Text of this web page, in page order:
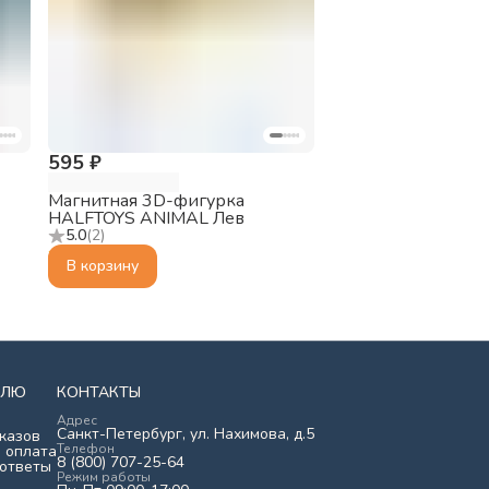
5.0(2)
595 ₽
Магнитная 3D-фигурка
HALFTOYS ANIMAL Лев
В корзину
КОНТАКТЫ
Адрес
Санкт-Петербург, ул. Нахимова, д.5
Телефон
8 (800) 707-25-64
Режим работы